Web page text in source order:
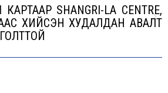
Next
post:
SHANGRI-LA CENTRE,
ААС ХИЙСЭН ХУДАЛДАН АВАЛТ